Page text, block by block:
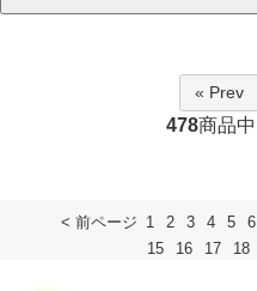
« Prev
478商品中
< 前ページ 1 2 3 4 5 6
15 16 17 18